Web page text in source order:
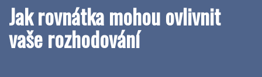
Jak rovnátka mohou ovlivnit
vaše rozhodování